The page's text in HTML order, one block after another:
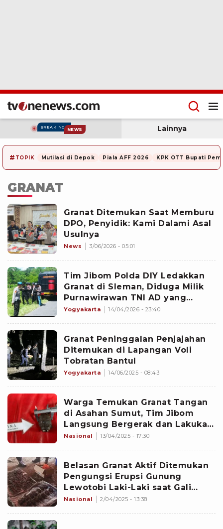
BREAKING NEWS Lainnya
# TOPIK Mutilasi di Depok Piala AFF 2026 KPK OTT Bupati
GRANAT
Granat Ditemukan Saat Memburu
DPO, Penyidik: Kami Dalami Asal
Usulnya
News 3/06/2026 - 05:01
Tim Jibom Polda DIY Ledakkan
Granat di Sleman, Diduga Milik
Purnawirawan TNI AD yang
Disimpan dalam Peti Kayu
Yogyakarta 14/04/2026 - 23:40
Granat Peninggalan Penjajahan
Ditemukan di Lapangan Voli
Tobratan Bantul
Yogyakarta 14/06/2025 - 08:43
Warga Temukan Granat Tangan
di Asahan Sumut, Tim Jibom
Langsung Bergerak dan Lakukan
Pemusnahan
Nasional 13/04/2025 - 17:30
Belasan Granat Aktif Ditemukan
Pengungsi Erupsi Gunung
Lewotobi Laki-Laki saat Gali
Lubang Tangki Septik, Diduga
Nasional 2/04/2025 - 13:38